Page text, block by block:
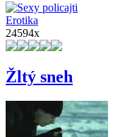
Erotika
24594x
Žltý sneh